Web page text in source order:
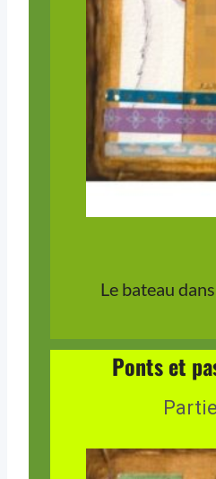
Le bateau
Ponts et